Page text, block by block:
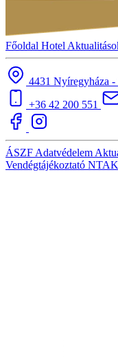
Főoldal Hotel
4431 Nyíregyháza
+36 42 200 551
ÁSZF Adatvédelem
Vendégtájékoztató